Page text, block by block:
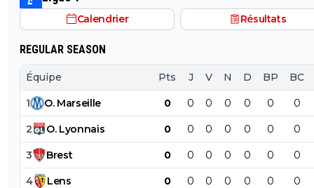
Calendrier Résultats
REGULAR SEASON
Équipe Pts J V N D BP BC
1 O. Marseille 0 0 0 0 0 0 0
2 O. Lyonnais 0 0 0 0 0 0 0
3 Brest 0 0 0 0 0 0 0
4 Lens 0 0 0 0 0 0 0